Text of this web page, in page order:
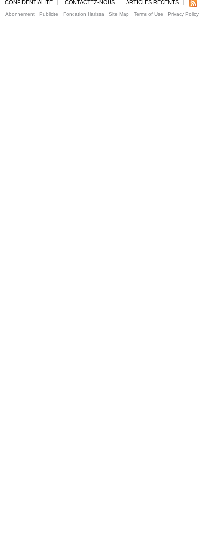
CONFIDENTIALITE CONTACTEZ-NOUS ARTICLES RECENTS
Abonnement Publicite Fondation Harissa Site Map Terms of Use Privacy Policy